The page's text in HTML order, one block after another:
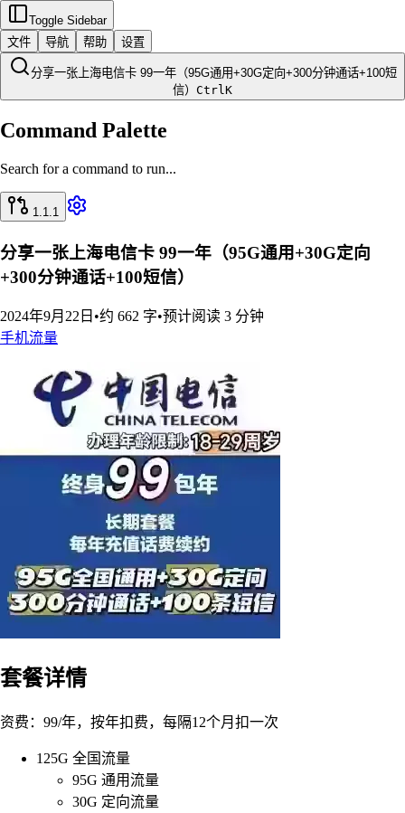
Toggle Sidebar
文件
导航 帮助 设置
分享一张上海电信卡 99一年（95G通用+30G定向+300分钟通话+100短
信） CtrlK
Command Palette
Search for a command to run...
1.1.1
分享一张上海电信卡 99一年（95G通用+30G定向
+300分钟通话+100短信）
2024年9月22日 •约 662 字•预计阅读 3 分钟
手机流量
套餐详情
资费：99/年，按年扣费，每隔12个月扣一次
125G 全国流量
95G 通用流量
30G 定向流量